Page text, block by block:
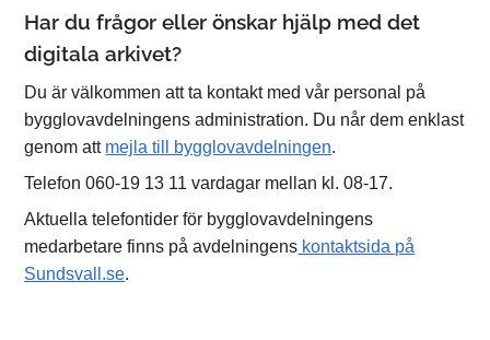
Har du frågor eller önskar hjälp med det
digitala arkivet?
Du är välkommen att ta kontakt med vår personal på
bygglovavdelningens administration. Du når dem enklast
genom att mejla till bygglovavdelningen.
Telefon 060-19 13 11 vardagar mellan kl. 08-17.
Aktuella telefontider för bygglovavdelningens
medarbetare finns på avdelningens kontaktsida på
Sundsvall.se.